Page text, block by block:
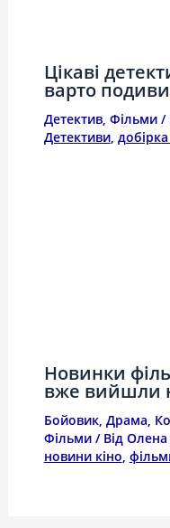
Цікаві
варто
Детектив, Фільми/
Детективи,
Новинки
вже вийшли
Бойовик, Драма,
Фільми/ Від Олена
новини кіно,